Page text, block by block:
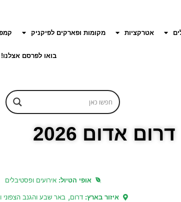
אטרקציות מקומות ופארקים לפיקניק
בואו לפרסם אצלנו!
דרום אדום 2026
אופי הטיול: אירועים ופסטיבלים
איזור בארץ:דרום, באר שבע והגנב הצפוני